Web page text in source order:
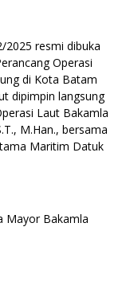
2025 resmi dibuka
Operasi
di Kota Batam
dipimpin langsung
Laut Bakamla
M.Han., bersama
Maritim Datuk
Mayor Bakamla